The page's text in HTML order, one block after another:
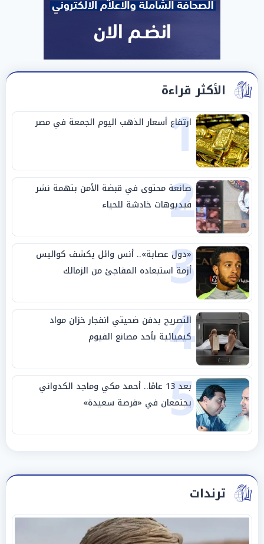
الأكثر قراءة
1
ارتفاع أسعار الذهب اليوم الجمعة في مصر
2
صانعة محتوى في قبضة الأمن بتهمة نشر
فيديوهات خادشة للحياء
3
«دول عصابة».. أنس وائل يكشف كواليس
أزمة استبعاده المفاجئ من الزمالك
4
التصريح بدفن ضحيتي انفجار خزان مواد
كيميائية بأحد مصانع الفيوم
5 بعد 13 عامًا.. أحمد مكي وماجد الكدواني
يجتمعان في «فرصة سعيدة»
ترندات